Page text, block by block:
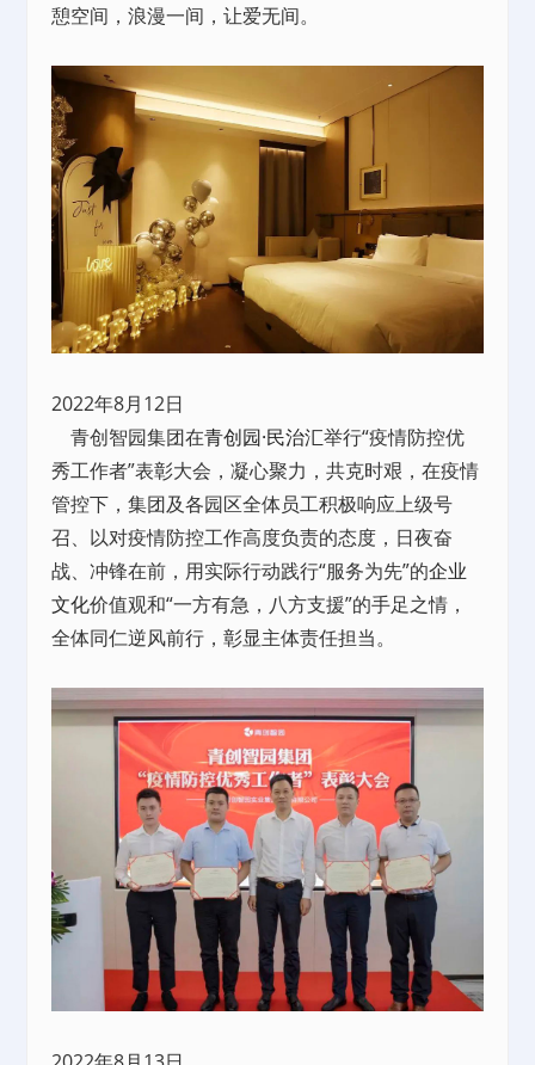
憩空间，浪漫一间，让爱无间。
2022年8月12日
青创智园集团在青创园·民治汇举行“疫情防控优
秀工作者”表彰大会，凝心聚力，共克时艰，在疫情
管控下，集团及各园区全体员工积极响应上级号
召、以对疫情防控工作高度负责的态度，日夜奋
战、冲锋在前，用实际行动践行“服务为先”的企业
文化价值观和“一方有急，八方支援”的手足之情，
全体同仁逆风前行，彰显主体责任担当。